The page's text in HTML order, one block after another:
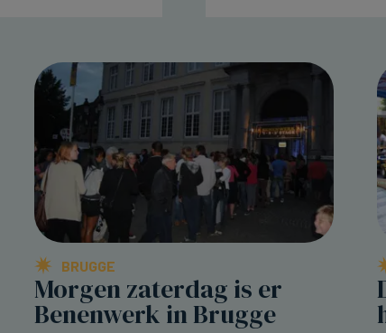
BRUGGE
Morgen zaterdag is er
Benenwerk in Brugge